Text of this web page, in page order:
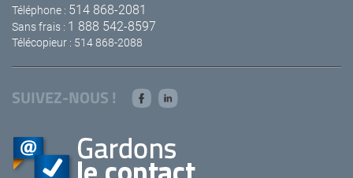
Téléphone : 514 868-2081
Sans frais : 1 888 542-8597
Télécopieur : 514 868-2088
SUIVEZ-NOUS !